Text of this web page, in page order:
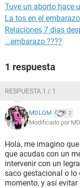
Tuve un aborto hace
La tos en el
Relaciones 7 dias
...embarazo ????
1 respuesta
RESPUESTA 1 / 1
MDLGM 2
Modificado por
Hola, me imagino
que acudas con un
intervenir con un
saco gestacional o lo
momento, y así